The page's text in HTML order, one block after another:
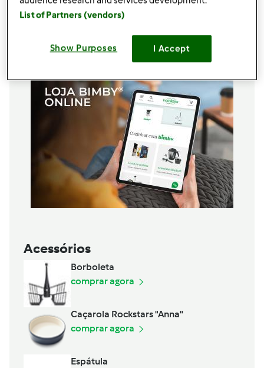
4ovos
200gaçúcar
Acessórios
Borboleta
comprar agora
Caçarola Rockstars "Anna"
comprar agora
Espátula
List of Partners (vendors)
Show Purposes I Accept